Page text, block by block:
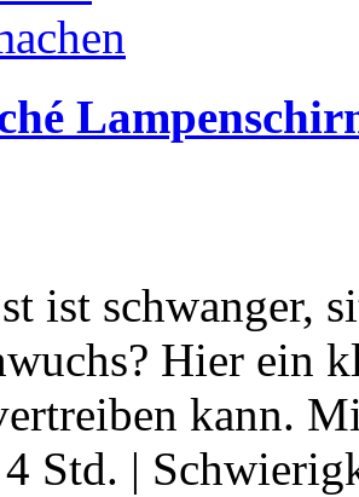
ist schwanger,
Hier ein
kann.
Std. |